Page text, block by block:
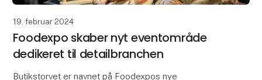
19. februar 2024
Foodexpo skaber nyt eventområde
dedikeret til detailbranchen
Butikstorvet er navnet på Foodexpos nye